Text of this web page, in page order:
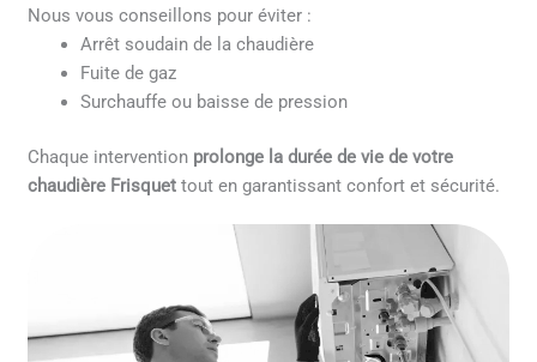
Nous vous conseillons pour éviter :
Arrêt soudain de la chaudière
Fuite de gaz
Surchauffe ou baisse de pression
Chaque intervention prolonge la durée de vie de votre
chaudière Frisquet tout en garantissant confort et sécurité.